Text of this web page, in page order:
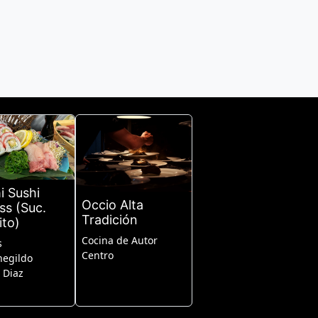
Sushi
(Suc.
Occio Alta
Tradición
Cocina de Autor
Centro